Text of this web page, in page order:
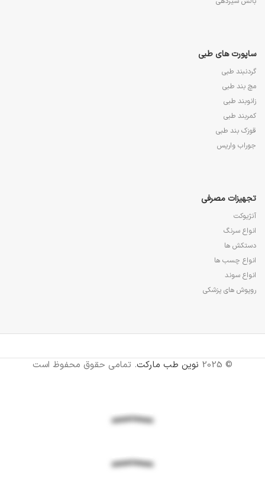
ساپورت های طبی
گردنبند طبی
مچ بند طبی
زانوبند طبی
کمربند طبی
قوزک بند طبی
جوراب واریس
تجهیزات مصرفی
آنژیوکت
انواع سرنگ
دستکش ها
انواع چسب ها
انواع سوند
روپوش های پزشکی
© 2025 نوین طب مارکت. تمامی حقوق محفوظ است